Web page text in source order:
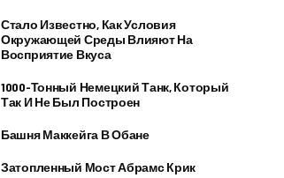
Стало Известно, Как Условия
Окружающей Среды Влияют На
Восприятие Вкуса
1000-Тонный Немецкий Танк, Который
Так И Не Был Построен
Башня Маккейга В Обане
Затопленный Мост Абрамс Крик